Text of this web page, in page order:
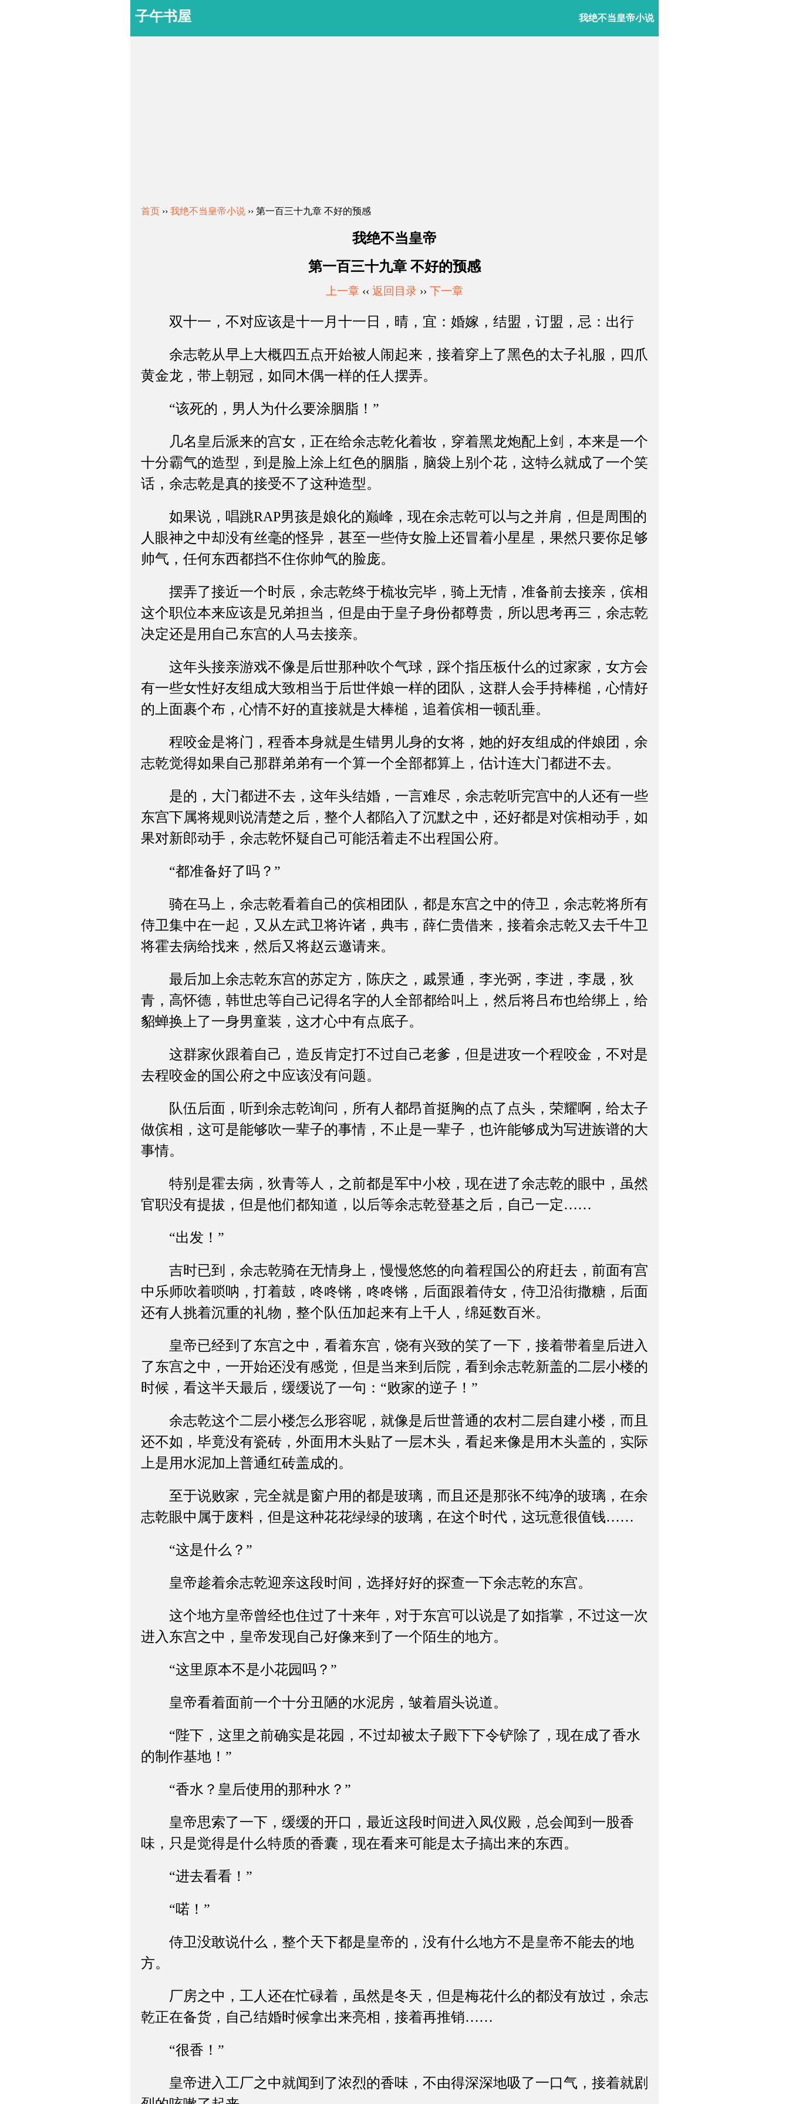
子午书屋 我绝不当皇帝小说
首页 ›› 我绝不当皇帝小说 ›› 第一百三十九章 不好的预感
我绝不当皇帝
第一百三十九章 不好的预感
上一章 ‹‹ 返回目录 ›› 下一章
双十一，不对应该是十一月十一日，晴，宜：婚嫁，结盟，订盟，忌：出行
余志乾从早上大概四五点开始被人闹起来，接着穿上了黑色的太子礼服，四爪
黄金龙，带上朝冠，如同木偶一样的任人摆弄。
“该死的，男人为什么要涂胭脂！”
几名皇后派来的宫女，正在给余志乾化着妆，穿着黑龙炮配上剑，本来是一个
十分霸气的造型，到是脸上涂上红色的胭脂，脑袋上别个花，这特么就成了一个笑
话，余志乾是真的接受不了这种造型。
如果说，唱跳RAP男孩是娘化的巅峰，现在余志乾可以与之并肩，但是周围的
人眼神之中却没有丝毫的怪异，甚至一些侍女脸上还冒着小星星，果然只要你足够
帅气，任何东西都挡不住你帅气的脸庞。
摆弄了接近一个时辰，余志乾终于梳妆完毕，骑上无情，准备前去接亲，傧相
这个职位本来应该是兄弟担当，但是由于皇子身份都尊贵，所以思考再三，余志乾
决定还是用自己东宫的人马去接亲。
这年头接亲游戏不像是后世那种吹个气球，踩个指压板什么的过家家，女方会
有一些女性好友组成大致相当于后世伴娘一样的团队，这群人会手持棒槌，心情好
的上面裹个布，心情不好的直接就是大棒槌，追着傧相一顿乱垂。
程咬金是将门，程香本身就是生错男儿身的女将，她的好友组成的伴娘团，余
志乾觉得如果自己那群弟弟有一个算一个全部都算上，估计连大门都进不去。
是的，大门都进不去，这年头结婚，一言难尽，余志乾听完宫中的人还有一些
东宫下属将规则说清楚之后，整个人都陷入了沉默之中，还好都是对傧相动手，如
果对新郎动手，余志乾怀疑自己可能活着走不出程国公府。
“都准备好了吗？”
骑在马上，余志乾看着自己的傧相团队，都是东宫之中的侍卫，余志乾将所有
侍卫集中在一起，又从左武卫将许诸，典韦，薛仁贵借来，接着余志乾又去千牛卫
将霍去病给找来，然后又将赵云邀请来。
最后加上余志乾东宫的苏定方，陈庆之，戚景通，李光弼，李进，李晟，狄
青，高怀德，韩世忠等自己记得名字的人全部都给叫上，然后将吕布也给绑上，给
貂蝉换上了一身男童装，这才心中有点底子。
这群家伙跟着自己，造反肯定打不过自己老爹，但是进攻一个程咬金，不对是
去程咬金的国公府之中应该没有问题。
队伍后面，听到余志乾询问，所有人都昂首挺胸的点了点头，荣耀啊，给太子
做傧相，这可是能够吹一辈子的事情，不止是一辈子，也许能够成为写进族谱的大
事情。
特别是霍去病，狄青等人，之前都是军中小校，现在进了余志乾的眼中，虽然
官职没有提拔，但是他们都知道，以后等余志乾登基之后，自己一定……
“出发！”
吉时已到，余志乾骑在无情身上，慢慢悠悠的向着程国公的府赶去，前面有宫
中乐师吹着唢呐，打着鼓，咚咚锵，咚咚锵，后面跟着侍女，侍卫沿街撒糖，后面
还有人挑着沉重的礼物，整个队伍加起来有上千人，绵延数百米。
皇帝已经到了东宫之中，看着东宫，饶有兴致的笑了一下，接着带着皇后进入
了东宫之中，一开始还没有感觉，但是当来到后院，看到余志乾新盖的二层小楼的
时候，看这半天最后，缓缓说了一句：“败家的逆子！”
余志乾这个二层小楼怎么形容呢，就像是后世普通的农村二层自建小楼，而且
还不如，毕竟没有瓷砖，外面用木头贴了一层木头，看起来像是用木头盖的，实际
上是用水泥加上普通红砖盖成的。
至于说败家，完全就是窗户用的都是玻璃，而且还是那张不纯净的玻璃，在余
志乾眼中属于废料，但是这种花花绿绿的玻璃，在这个时代，这玩意很值钱……
“这是什么？”
皇帝趁着余志乾迎亲这段时间，选择好好的探查一下余志乾的东宫。
这个地方皇帝曾经也住过了十来年，对于东宫可以说是了如指掌，不过这一次
进入东宫之中，皇帝发现自己好像来到了一个陌生的地方。
“这里原本不是小花园吗？”
皇帝看着面前一个十分丑陋的水泥房，皱着眉头说道。
“陛下，这里之前确实是花园，不过却被太子殿下下令铲除了，现在成了香水
的制作基地！”
“香水？皇后使用的那种水？”
皇帝思索了一下，缓缓的开口，最近这段时间进入凤仪殿，总会闻到一股香
味，只是觉得是什么特质的香囊，现在看来可能是太子搞出来的东西。
“进去看看！”
“喏！”
侍卫没敢说什么，整个天下都是皇帝的，没有什么地方不是皇帝不能去的地
方。
厂房之中，工人还在忙碌着，虽然是冬天，但是梅花什么的都没有放过，余志
乾正在备货，自己结婚时候拿出来亮相，接着再推销……
“很香！”
皇帝进入工厂之中就闻到了浓烈的香味，不由得深深地吸了一口气，接着就剧